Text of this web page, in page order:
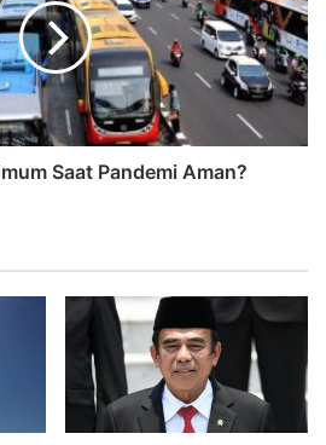
Saat Pandemi Aman?